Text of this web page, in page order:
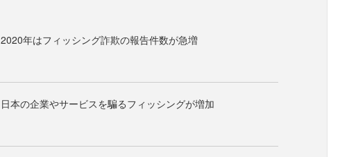
2020年はフィッシング詐欺の報告件数が急増
日本の企業やサービスを騙るフィッシングが増加